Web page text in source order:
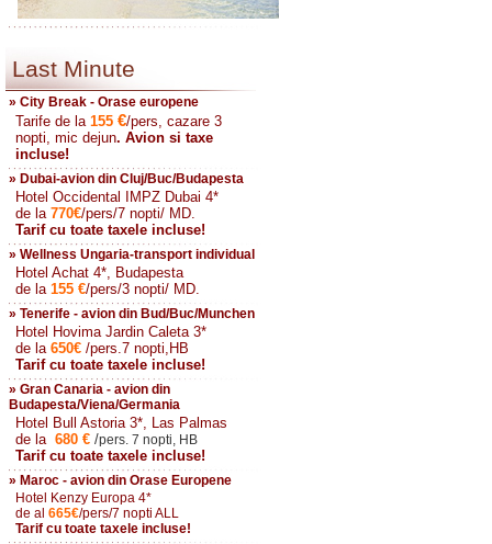
Last Minute
» City Break - Orase europene
Tarife de la 155 €/pers, cazare 3
nopti, mic dejun. Avion si taxe
incluse!
» Dubai-avion din Cluj/Buc/Budapesta
Hotel Occidental IMPZ Dubai 4*
de la 770€/pers/7 nopti/ MD.
Tarif cu toate taxele incluse!
» Wellness Ungaria-transport individual
Hotel Achat 4*, Budapesta
de la 155 €/pers/3 nopti/ MD.
» Tenerife - avion din Bud/Buc/Munchen
Hotel Hovima Jardin Caleta 3*
de la 650€ /pers.7 nopti,HB
Tarif cu toate taxele incluse!
» Gran Canaria - avion din
Budapesta/Viena/Germania
Hotel Bull Astoria 3*, Las Palmas
de la 680 € /pers. 7 nopti, HB
Tarif cu toate taxele incluse!
» Maroc - avion din Orase Europene
Hotel Kenzy Europa 4*
de al 665€/pers/7 nopti ALL
Tarif cu toate taxele incluse!